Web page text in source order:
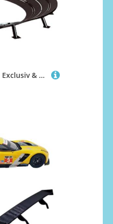
Carrera - 20020575 Exclusiv & Evolution Steilkurven 2/30°, 6 Stück 20020575 Erweiterungsartikel, 44.2 x 28.5 x 7.49 cm